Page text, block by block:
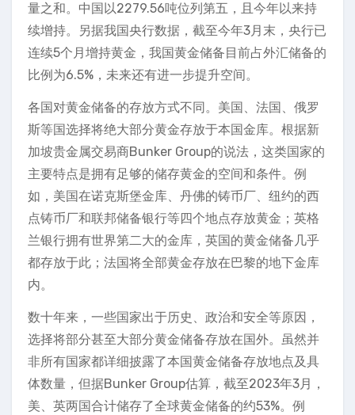
量之和。中国以2279.56吨位列第五，且今年以来持
续增持。另据我国央行数据，截至今年3月末，央行已
连续5个月增持黄金，我国黄金储备目前占外汇储备的
比例为6.5%，未来还有进一步提升空间。
各国对黄金储备的存放方式不同。美国、法国、俄罗
斯等国选择将绝大部分黄金存放于本国金库。根据新
加坡贵金属交易商Bunker Group的说法，这类国家的
主要特点是拥有足够的储存黄金的空间和条件。例
如，美国在诺克斯堡金库、丹佛的铸币厂、纽约的西
点铸币厂和联邦储备银行等四个地点存放黄金；英格
兰银行拥有世界第二大的金库，英国的黄金储备几乎
都存放于此；法国将全部黄金存放在巴黎的地下金库
内。
数十年来，一些国家出于历史、政治和安全等原因，
选择将部分甚至大部分黄金储备存放在国外。虽然并
非所有国家都详细披露了本国黄金储备存放地点及具
体数量，但据Bunker Group估算，截至2023年3月，
美、英两国合计储存了全球黄金储备的约53%。例